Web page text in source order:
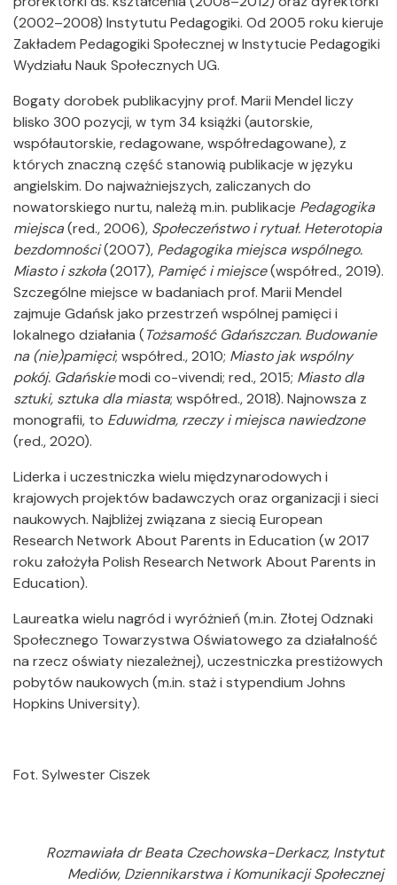
(2002–2008) Instytutu Pedagogiki. Od 2005 roku kieruje
Zakładem Pedagogiki Społecznej w Instytucie Pedagogiki
Wydziału Nauk Społecznych UG.
Bogaty dorobek publikacyjny prof. Marii Mendel liczy
blisko 300 pozycji, w tym 34 książki (autorskie,
współautorskie, redagowane, współredagowane), z
których znaczną część stanowią publikacje w języku
angielskim. Do najważniejszych, zaliczanych do
nowatorskiego nurtu, należą m.in. publikacje Pedagogika
miejsca(red., 2006), Społeczeństwo i rytuał. Heterotopia
bezdomności(2007), Pedagogika miejsca wspólnego.
Miasto i szkoła(2017), Pamięć i miejsce(współred., 2019).
Szczególne miejsce w badaniach prof. Marii Mendel
zajmuje Gdańsk jako przestrzeń wspólnej pamięci i
lokalnego działania (Tożsamość Gdańszczan. Budowanie
na (nie)pamięci; współred., 2010; Miasto jak wspólny
pokój. Gdańskiemodi co-vivendi; red., 2015; Miasto dla
sztuki, sztuka dla miasta; współred., 2018). Najnowsza z
monografii, to Eduwidma, rzeczy i miejsca nawiedzone
(red., 2020).
Liderka i uczestniczka wielu międzynarodowych i
krajowych projektów badawczych oraz organizacji i sieci
naukowych. Najbliżej związana z siecią European
Research Network About Parents in Education (w 2017
roku założyła Polish Research Network About Parents in
Education).
Laureatka wielu nagród i wyróżnień (m.in. Złotej Odznaki
Społecznego Towarzystwa Oświatowego za działalność
na rzecz oświaty niezależnej), uczestniczka prestiżowych
pobytów naukowych (m.in. staż i stypendium Johns
Hopkins University).
Fot. Sylwester Ciszek
Rozmawiała dr Beata Czechowska-Derkacz, Instytut
Mediów, Dziennikarstwa i Komunikacji Społecznej